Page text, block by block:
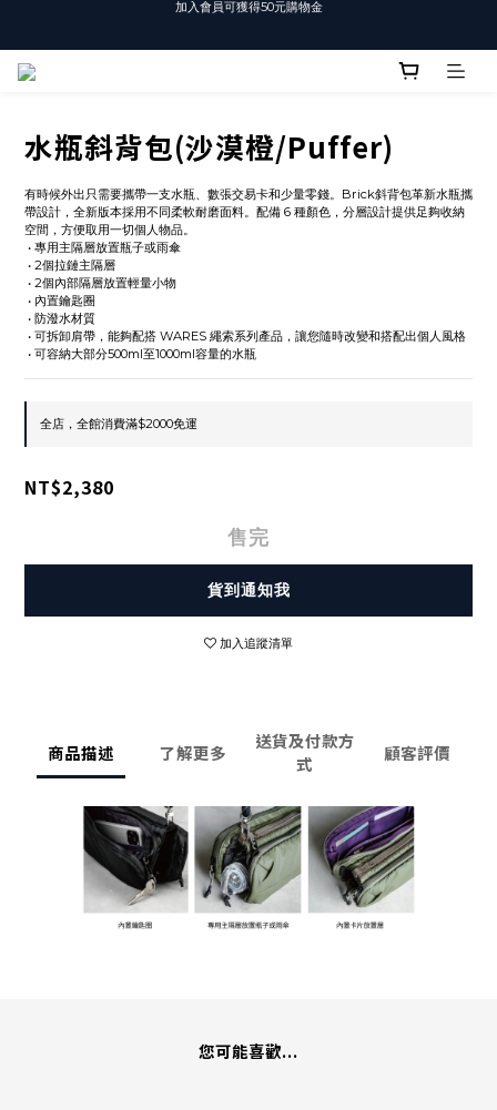
水瓶斜背包(沙漠橙/Puffer)
有時候外出只需要攜帶一支水瓶、數張交易卡和少量零錢。Brick斜背包革新水瓶攜
帶設計，全新版本採用不同柔軟耐磨面料。配備 6 種顏色，分層設計提供足夠收納
空間，方便取用一切個人物品。
• 專用主隔層放置瓶子或雨傘
• 2個拉鏈主隔層
• 2個內部隔層放置輕量小物
• 內置鑰匙圈
• 防潑水材質
• 可拆卸肩帶，能夠配搭 WARES 繩索系列產品，讓您隨時改變和搭配出個人風格
• 可容納大部分500ml至1000ml容量的水瓶
全店，全館消費滿$2000免運
NT$2,380
售完
貨到通知我
加入追蹤清單
商品描述 了解更多
送貨及付款方
式
顧客評價
您可能喜歡...